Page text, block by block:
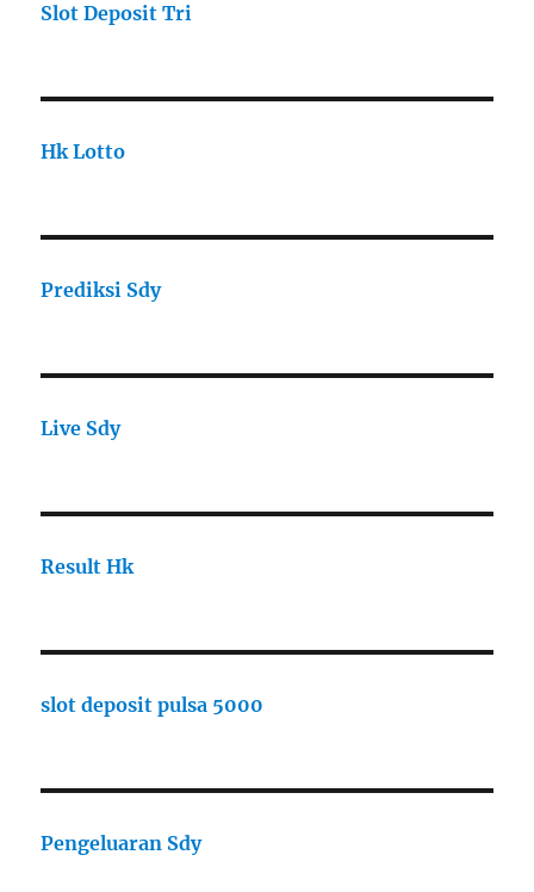
Slot Deposit Tri
Hk Lotto
Prediksi Sdy
Live Sdy
Result Hk
slot deposit pulsa 5000
Pengeluaran Sdy